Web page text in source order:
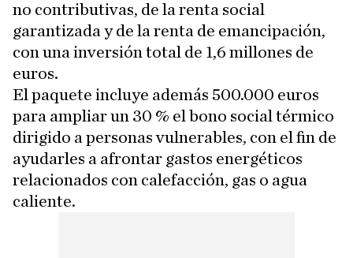
no contributivas, de la renta social
garantizada y de la renta de emancipación,
con una inversión total de 1,6 millones de
euros.
El paquete incluye además 500.000 euros
para ampliar un 30 % el bono social térmico
dirigido a personas vulnerables, con el fin de
ayudarles a afrontar gastos energéticos
relacionados con calefacción, gas o agua
caliente.